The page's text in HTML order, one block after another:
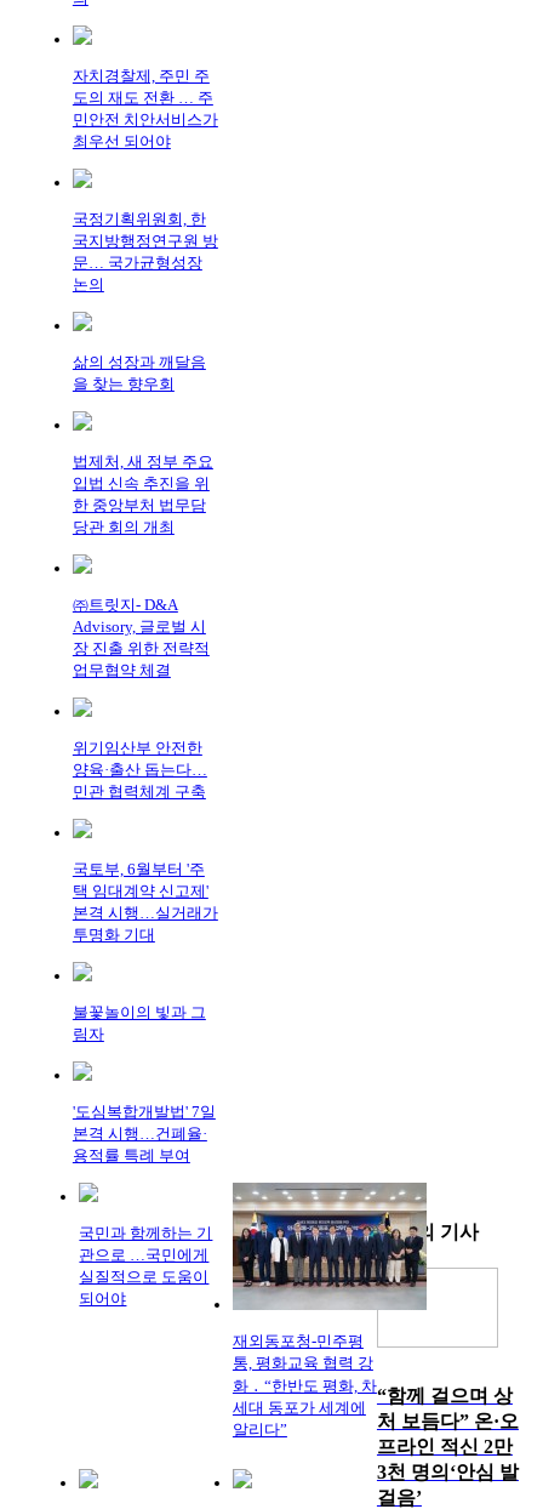
자치경찰제, 주민 주
도의 재도 전환 … 주
민안전 치안서비스가
최우선 되어야
국정기획위원회, 한
국지방행정연구원 방
문… 국가균형성장
논의
삶의 성장과 깨달음
을 찾는 향우회
법제처, 새 정부 주요
입법 신속 추진을 위
한 중앙부처 법무담
당관 회의 개최
㈜트릿지- D&A
Advisory, 글로벌 시
장 진출 위한 전략적
업무협약 체결
위기임산부 안전한
양육·출산 돕는다…
민관 협력체계 구축
국토부, 6월부터 '주
택 임대계약 신고제'
본격 시행…실거래가
투명화 기대
불꽃놀이의 빛과 그
림자
'도심복합개발법' 7일
본격 시행…건폐율·
용적률 특례 부여
국민과 함께하는 기
관으로 …국민에게
실질적으로 도움이
되어야
재외동포청-민주평
통, 평화교육 협력 강
화 ․ “한반도 평화, 차
세대 동포가 세계에
알리다”
화제의 기사
“함께 걸으며 상
처 보듬다” 온·오
프라인 적신 2만
3천 명의‘안심 발
걸음’